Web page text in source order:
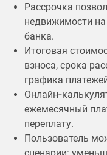
Рассрочка
недвижимости на
банка.
Итоговая
взноса, срока
графика
ежемесячный
переплату.
Пользователь
сценарии: